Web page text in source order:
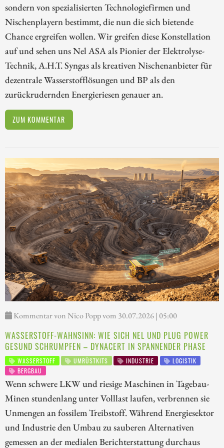
sondern von spezialisierten Technologiefirmen und
Nischenplayern bestimmt, die nun die sich bietende
Chance ergreifen wollen. Wir greifen diese Konstellation
auf und sehen uns Nel ASA als Pionier der Elektrolyse-
Technik, A.H.T. Syngas als kreativen Nischenanbieter für
dezentrale Wasserstofflösungen und BP als den
zurückrudernden Energieriesen genauer an.
ZUM KOMMENTAR
Kommentar von Nico Popp vom 30.07.2026 | 05:00
WASSERSTOFF-WAHNSINN: WIE SICH NEL UND PLUG POWER
GESUND SCHRUMPFEN – DYNACERT IN SPANNENDER PHASE
WASSERSTOFF UMRÜSTKITS INDUSTRIE
LOGISTIK
BERGBAU
Wenn schwere LKW und riesige Maschinen in Tagebau-
Minen stundenlang unter Volllast laufen, verbrennen sie
Unmengen an fossilem Treibstoff. Während Energiesektor
und Industrie den Umbau zu sauberen Alternativen
gemessen an der medialen Berichterstattung durchaus